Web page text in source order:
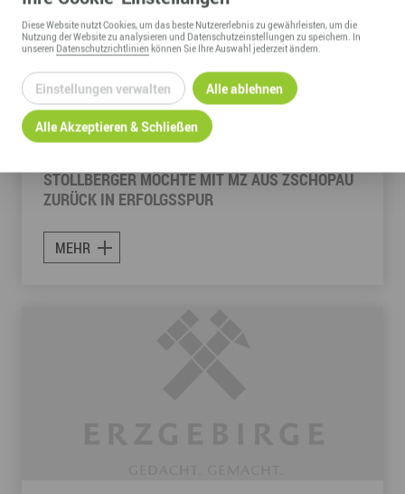
29. Dezember 2010| Newsmeldung
STOLLBERGER MÖCHTE MIT MZ AUS ZSCHOPAU
ZURÜCK IN ERFOLGSSPUR
MEHR
DieseWebsitenutzt Cookies, um das beste Nutzererlebnis zu gewährleisten, um die
Nutzung derWebsitezu analysieren und Datenschutzeinstellungen zu speichern. In
unseren Datenschutzrichtlinien können Sie Ihre Auswahl jederzeit ändern.
Einstellungen verwalten Alle ablehnen
Alle Akzeptieren & Schließen